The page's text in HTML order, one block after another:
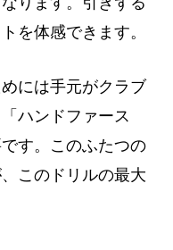
を体感できます。
には手元がクラブ
ハンドファース
す。このふたつの
このドリルの最大